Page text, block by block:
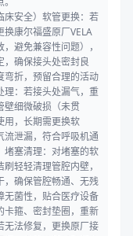
床安全）软管更换：若
康尔福盛原厂VELA
避免兼容性问题），
，确保接头处密封良
弯折，预留合理的活动
理：若接头处漏气，重
壁细微破损（未贯
用，长期需更换软
泄漏，符合呼吸机通
堵塞清理：对堵塞的软
轻轻清理管腔内壁，
，确保管腔畅通、无残
无菌性，贴合医疗设备
卡箍、密封垫圈，重新
无法修复，更换原厂接